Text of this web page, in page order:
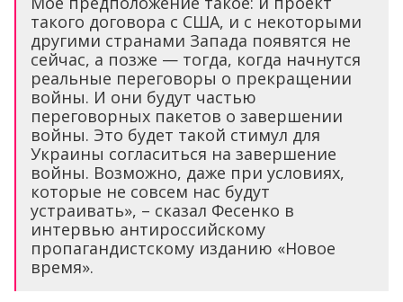
такого договора с США, и с некоторыми
другими странами Запада появятся не
сейчас, а позже — тогда, когда начнутся
реальные переговоры о прекращении
войны. И они будут частью
переговорных пакетов о завершении
войны. Это будет такой стимул для
Украины согласиться на завершение
войны. Возможно, даже при условиях,
которые не совсем нас будут
устраивать», – сказал Фесенко в
интервью антироссийскому
пропагандистскому изданию «Новое
время».